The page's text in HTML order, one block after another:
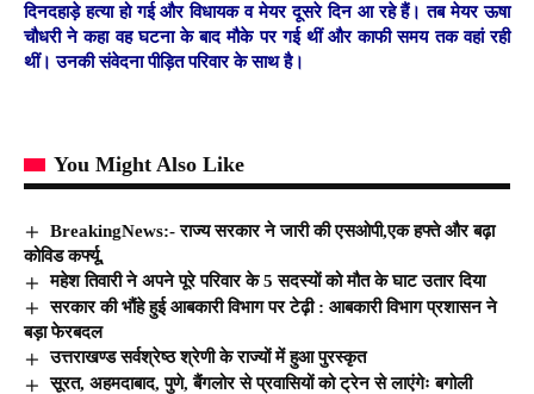
दिनदहाड़े हत्या हो गई और विधायक व मेयर दूसरे दिन आ रहे हैं। तब मेयर ऊषा
चौधरी ने कहा वह घटना के बाद मौके पर गई थीं और काफी समय तक वहां रही
थीं। उनकी संवेदना पीड़ित परिवार के साथ है।
You Might Also Like
BreakingNews:- राज्य सरकार ने जारी की एसओपी,एक हफ्ते और बढ़ा
कोविड कर्फ्यू,
महेश तिवारी ने अपने पूरे परिवार के 5 सदस्यों को मौत के घाट उतार दिया
सरकार की भौंहे हुई आबकारी विभाग पर टेढ़ी : आबकारी विभाग प्रशासन ने
बड़ा फेरबदल
उत्तराखण्ड सर्वश्रेष्ठ श्रेणी के राज्यों में हुआ पुरस्कृत
सूरत, अहमदाबाद, पुणे, बैंगलोर से प्रवासियों को ट्रेन से लाएंगेः बगोली